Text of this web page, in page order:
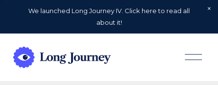
We launched Long Journey IV. Click here to read all
about it!
O
p